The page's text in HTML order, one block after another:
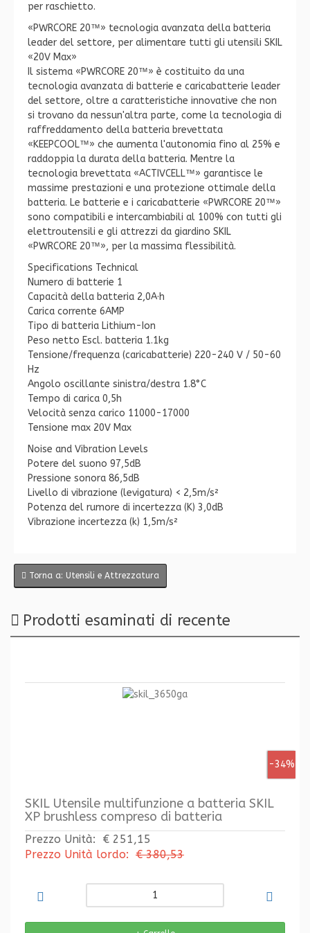
per raschietto.
«PWRCORE 20™» tecnologia avanzata della batteria
leader del settore, per alimentare tutti gli utensili SKIL
«20V Max»
Il sistema «PWRCORE 20™» è costituito da una
tecnologia avanzata di batterie e caricabatterie leader
del settore, oltre a caratteristiche innovative che non
si trovano da nessun'altra parte, come la tecnologia di
raffreddamento della batteria brevettata
«KEEPCOOL™» che aumenta l'autonomia fino al 25% e
raddoppia la durata della batteria. Mentre la
tecnologia brevettata «ACTIVCELL™» garantisce le
massime prestazioni e una protezione ottimale della
batteria. Le batterie e i caricabatterie «PWRCORE 20™»
sono compatibili e intercambiabili al 100% con tutti gli
elettroutensili e gli attrezzi da giardino SKIL
«PWRCORE 20™», per la massima flessibilità.
Specifications Technical
Numero di batterie 1
Capacità della batteria 2,0A·h
Carica corrente 6AMP
Tipo di batteria Lithium-Ion
Peso netto Escl. batteria 1.1kg
Tensione/frequenza (caricabatterie) 220-240 V / 50-60
Hz
Angolo oscillante sinistra/destra 1.8°C
Tempo di carica 0,5h
Velocità senza carico 11000-17000
Tensione max 20V Max
Noise and Vibration Levels
Potere del suono 97,5dB
Pressione sonora 86,5dB
Livello di vibrazione (levigatura) < 2,5m/s²
Potenza del rumore di incertezza (K) 3,0dB
Vibrazione incertezza (k) 1,5m/s²
Torna a: Utensili e Attrezzatura
Prodotti esaminati di recente
-34%
SKIL Utensile multifunzione a batteria SKIL
XP brushless compreso di batteria
Prezzo Unità:
€ 251,15
Prezzo Unità lordo: € 380,53